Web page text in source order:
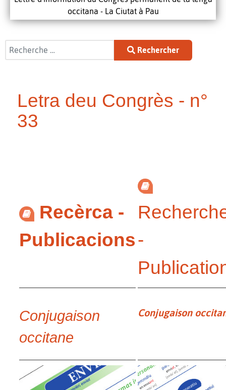
occitana - La Ciutat à Pau
Rechercher
Rechercher
Letra deu Congrès - n°
33
Recèrca -
Publicacions-
Conjugaison
occitane
Conjugaison